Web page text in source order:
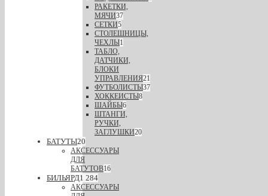
РАКЕТКИ,
МЯЧИ37
СЕТКИ5
СТОЛЕШНИЦЫ,
ЧЕХЛЫ1
ТАБЛО,
ДАТЧИКИ,
БЛОКИ
УПРАВЛЕНИЯ21
ФУТБОЛИСТЫ37
ХОККЕИСТЫ8
ШАЙБЫ6
ШТАНГИ,
РУЧКИ,
ЗАГЛУШКИ20
БАТУТЫ20
АКСЕССУАРЫ
ДЛЯ
БАТУТОВ16
БИЛЬЯРД1 284
АКСЕССУАРЫ